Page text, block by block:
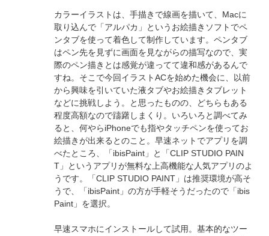
カラーイラストは、手描きで線画を描いて、Macに
取り込んで「アルパカ」というお絵描きソフトでペ
ンタブを使って着色して制作しています。ペンタブ
はペン先を見ずに画面を見ながらの描写なので、実
際のペン描きとは感覚が違ってて違和感があるんで
すね。そこで今回イラストACを始めた機会に、以前
から興味を引いていた液タブやお絵描きタブレット
などに挑戦しよう。と思ったものの、どちらもある
程度高額なので躊躇しまくり。いろいろと調べてみ
ると、何やらiPhoneでも指やタッチペンを使ってお
絵描きが出来るとのこと。早速ネットでアプリを調
べたところ、「ibisPaint」と「CLIP STUDIO PAIN
T」というアプリが無料な上高機能な人気アプリのよ
うです。「CLIP STUDIO PAINT」は推奨環境が高そ
うで、「ibisPaint」の方が手軽そうだったので「ibis
Paint」を選択。
早速スマホにインストールして試用。基本的なツー